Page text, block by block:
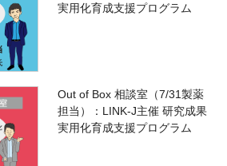
実用化育成支援プログラム
Out of Box 相談室（7/31製薬
担当）：LINK-J主催 研究成果
実用化育成支援プログラム